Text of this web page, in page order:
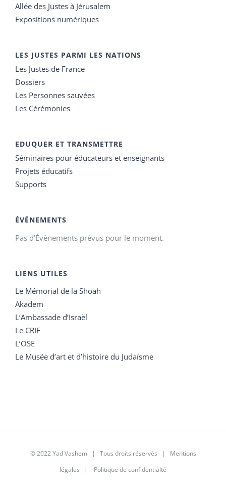
Allée des Justes à Jérusalem
Expositions numériques
LES JUSTES PARMI LES NATIONS
Les Justes de France
Dossiers
Les Personnes sauvées
Les Cérémonies
EDUQUER ET TRANSMETTRE
Séminaires pour éducateurs et enseignants
Projets éducatifs
Supports
ÉVÉNEMENTS
Pas d'Évènements prévus pour le moment.
LIENS UTILES
Le Mémorial de la Shoah
Akadem
L’Ambassade d’Israël
Le CRIF
L’OSE
Le Musée d’art et d’histoire du Judaïsme
© 2022 Yad Vashem | Tous droits réservés | Mentions
légales | Politique de confidentialté